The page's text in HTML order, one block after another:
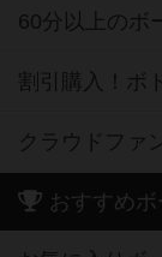
60分以上のボ
割引購入！ボ
クラウドファ
おすすめ